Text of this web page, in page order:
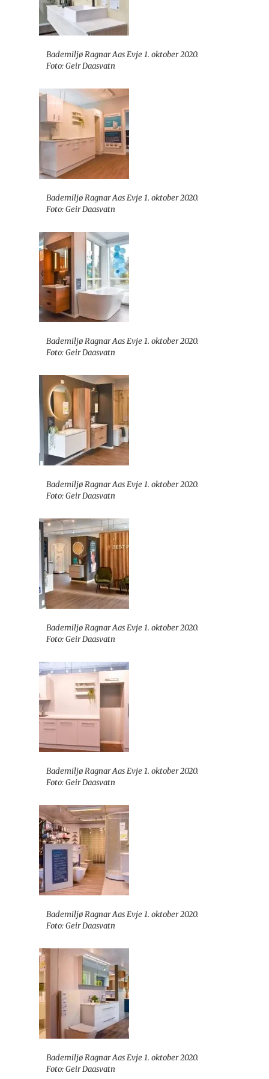
Bademiljø Ragnar Aas Evje 1. oktober 2020.
Foto: Geir Daasvatn
Bademiljø Ragnar Aas Evje 1. oktober 2020.
Foto: Geir Daasvatn
Bademiljø Ragnar Aas Evje 1. oktober 2020.
Foto: Geir Daasvatn
Bademiljø Ragnar Aas Evje 1. oktober 2020.
Foto: Geir Daasvatn
Bademiljø Ragnar Aas Evje 1. oktober 2020.
Foto: Geir Daasvatn
Bademiljø Ragnar Aas Evje 1. oktober 2020.
Foto: Geir Daasvatn
Bademiljø Ragnar Aas Evje 1. oktober 2020.
Foto: Geir Daasvatn
Bademiljø Ragnar Aas Evje 1. oktober 2020.
Foto: Geir Daasvatn